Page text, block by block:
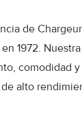
de
1972.
comodidad
alto